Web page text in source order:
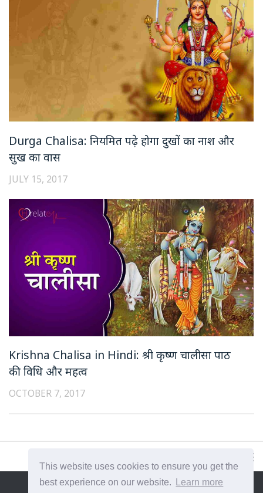
This website uses cookies to ensure you get the
best experience on our website.
Learn more
Durga Chalisa: नियमित पढ़े होगा दुखों का नाश और
सुख का वास
JULY 15, 2017
Krishna Chalisa in Hindi: श्री कृष्ण चालीसा पाठ
की विधि और महत्व
OCTOBER 7, 2017